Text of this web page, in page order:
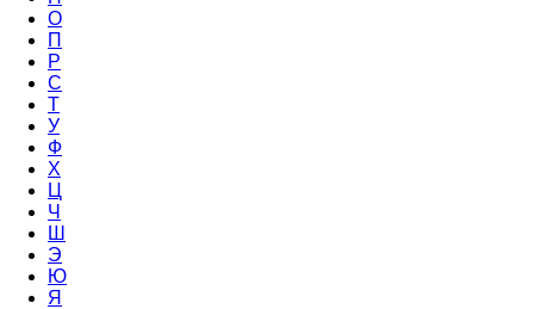
О
П
Р
С
Т
У
Ф
Х
Ц
Ч
Ш
Э
Ю
Я